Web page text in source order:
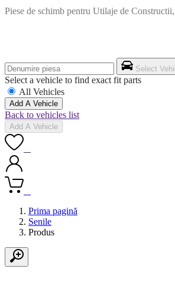
Piese de schimb pentru Utilaje de
Select
Select a vehicle to find exact fit parts
All Vehicles
Add A Vehicle
Back to vehicles list
Add A Vehicle
Prima pagină
Senile
Produs